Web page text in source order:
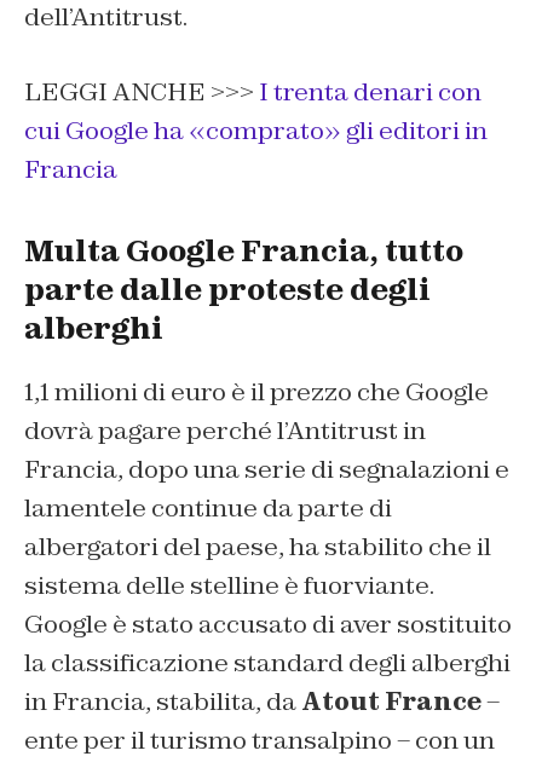
dell’Antitrust.
LEGGI ANCHE >>> I trenta denari con
cui Google ha «comprato» gli editori in
Francia
Multa Google Francia, tutto
parte dalle proteste degli
alberghi
1,1 milioni di euro è il prezzo che Google
dovrà pagare perché l’Antitrust in
Francia, dopo una serie di segnalazioni e
lamentele continue da parte di
albergatori del paese, ha stabilito che il
sistema delle stelline è fuorviante.
Google è stato accusato di aver sostituito
la classificazione standard degli alberghi
in Francia, stabilita, daAtout France–
ente per il turismo transalpino – con un